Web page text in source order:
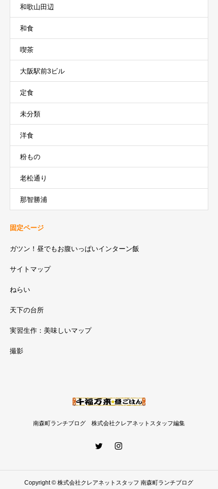
和歌山田辺
和食
喫茶
大阪駅前3ビル
定食
未分類
洋食
粉もの
老松通り
那智勝浦
固定ページ
ガツン！昼でもお腹いっぱいインターン飯
サイトマップ
ねらい
天下の台所
実習生作：美味しいマップ
撮影
南森町ランチブログ 株式会社クレアネットスタッフ編集
Copyright © 株式会社クレアネットスタッフ 南森町ランチブログ